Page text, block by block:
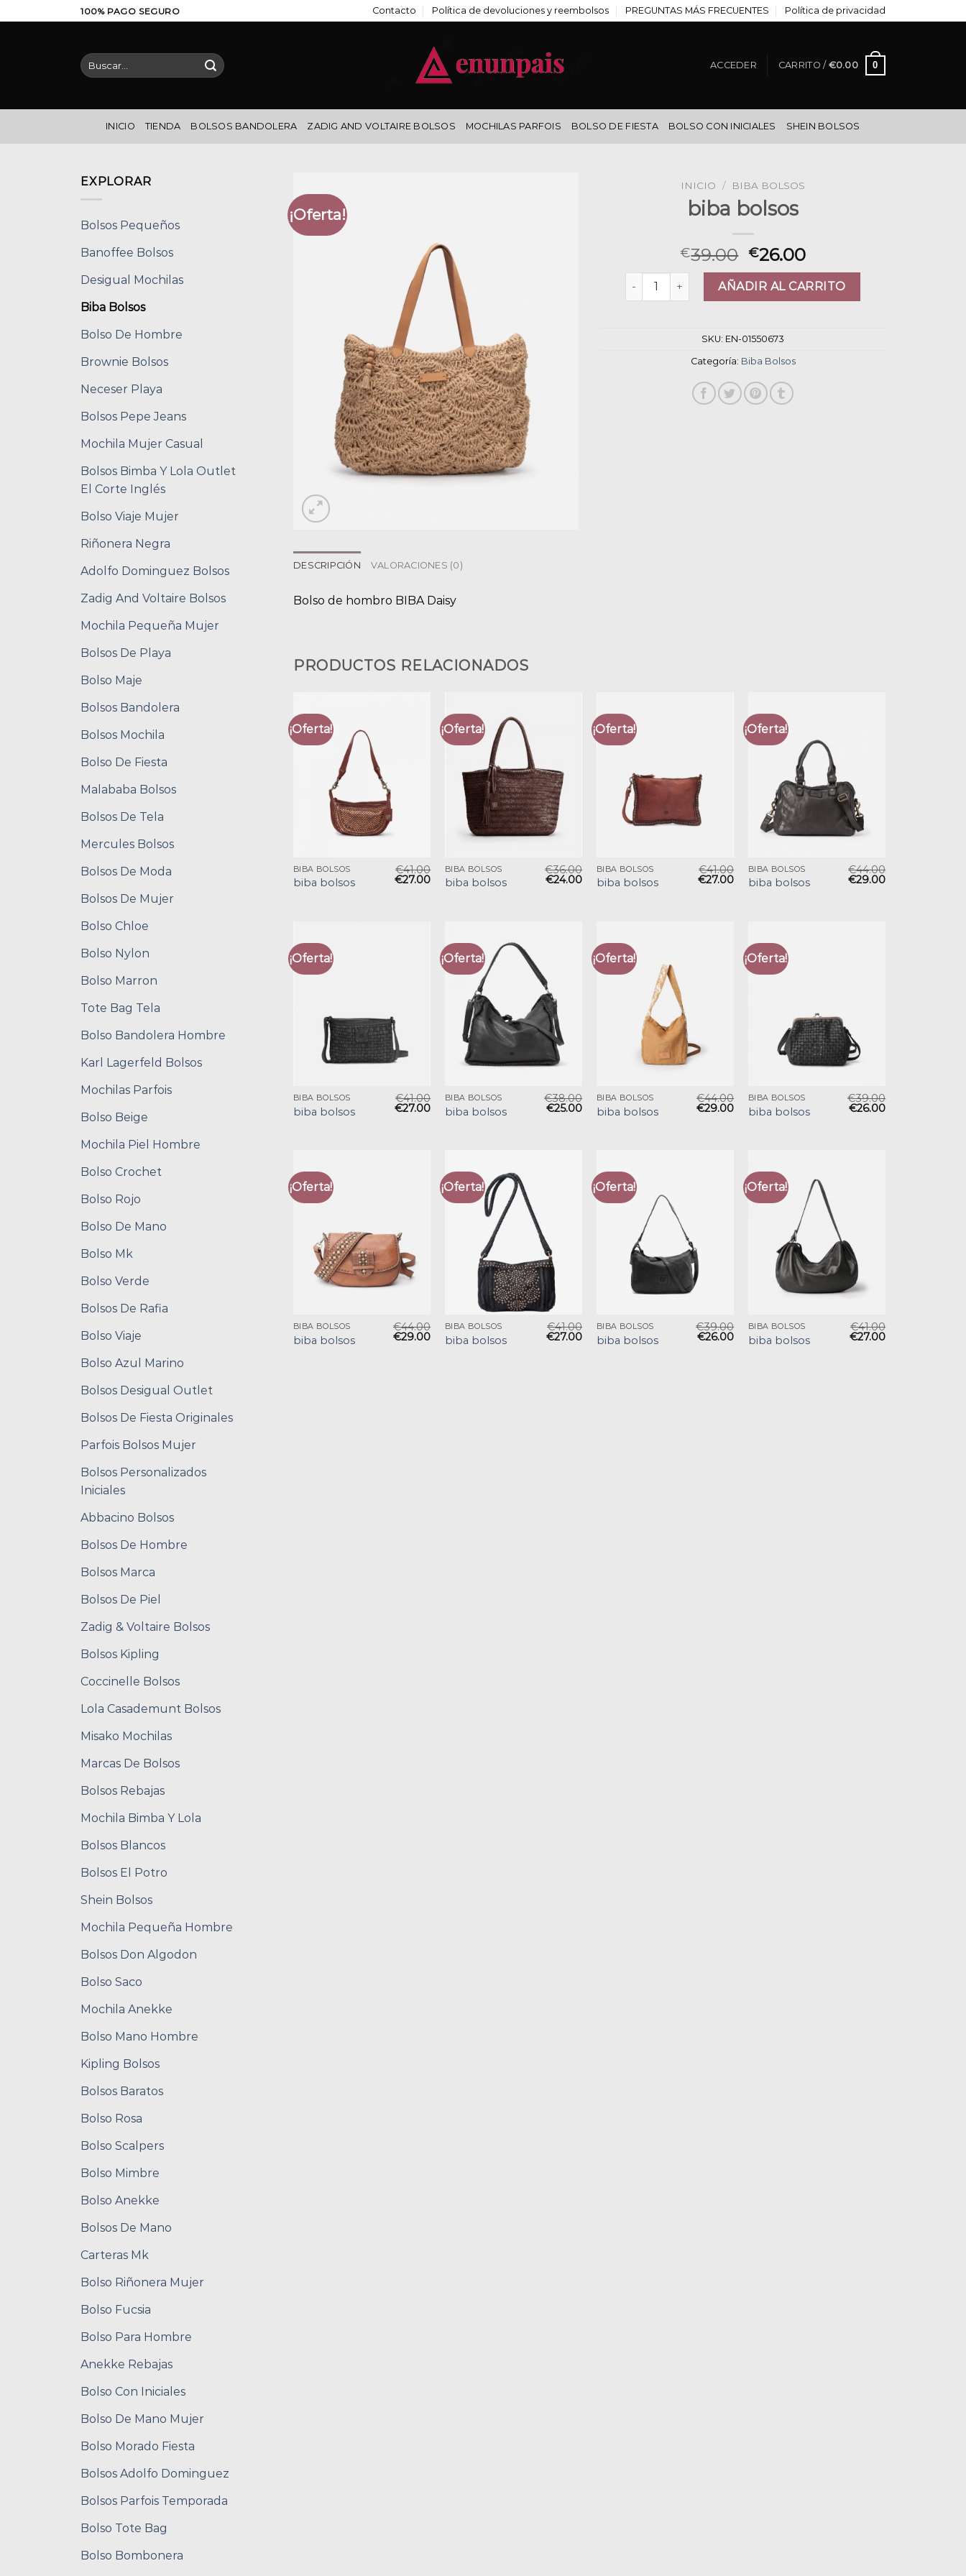
al
100% PAGO SEGURO Contacto Política de devoluciones y reembolsos PREGUNTAS MÁS FRECUENTES Política de privacidad
Buscar
por:
ACCEDER CARRITO / €0.00 0
INICIO TIENDA BOLSOS BANDOLERA ZADIG AND VOLTAIRE BOLSOS MOCHILAS PARFOIS BOLSO DE FIESTA BOLSO CON INICIALES SHEIN BOLSOS
EXPLORAR
Bolsos Pequeños
Banoffee Bolsos
Desigual Mochilas
Biba Bolsos
Bolso De Hombre
Brownie Bolsos
Neceser Playa
Bolsos Pepe Jeans
Mochila Mujer Casual
Bolsos Bimba Y Lola Outlet
El Corte Inglés
Bolso Viaje Mujer
Riñonera Negra
Adolfo Dominguez Bolsos
Zadig And Voltaire Bolsos
Mochila Pequeña Mujer
Bolsos De Playa
Bolso Maje
Bolsos Bandolera
Bolsos Mochila
Bolso De Fiesta
Malababa Bolsos
Bolsos De Tela
Mercules Bolsos
Bolsos De Moda
Bolsos De Mujer
Bolso Chloe
Bolso Nylon
Bolso Marron
Tote Bag Tela
Bolso Bandolera Hombre
Karl Lagerfeld Bolsos
Mochilas Parfois
Bolso Beige
Mochila Piel Hombre
Bolso Crochet
Bolso Rojo
Bolso De Mano
Bolso Mk
Bolso Verde
Bolsos De Rafia
Bolso Viaje
Bolso Azul Marino
Bolsos Desigual Outlet
Bolsos De Fiesta Originales
Parfois Bolsos Mujer
Bolsos Personalizados
Iniciales
Abbacino Bolsos
Bolsos De Hombre
Bolsos Marca
Bolsos De Piel
Zadig & Voltaire Bolsos
Bolsos Kipling
Coccinelle Bolsos
Lola Casademunt Bolsos
Misako Mochilas
Marcas De Bolsos
Bolsos Rebajas
Mochila Bimba Y Lola
Bolsos Blancos
Bolsos El Potro
Shein Bolsos
Mochila Pequeña Hombre
Bolsos Don Algodon
Bolso Saco
Mochila Anekke
Bolso Mano Hombre
Kipling Bolsos
Bolsos Baratos
Bolso Rosa
Bolso Scalpers
Bolso Mimbre
Bolso Anekke
Bolsos De Mano
Carteras Mk
Bolso Riñonera Mujer
Bolso Fucsia
Bolso Para Hombre
Anekke Rebajas
Bolso Con Iniciales
Bolso De Mano Mujer
Bolso Morado Fiesta
Bolsos Adolfo Dominguez
Bolsos Parfois Temporada
Bolso Tote Bag
Bolso Bombonera
¡Oferta!
INICIO / BIBA BOLSOS
biba bolsos
€39.00 €26.00
biba bolsos cantidadAÑADIR AL CARRITO
SKU: EN-01550673
Categoría: Biba Bolsos
DESCRIPCIÓN VALORACIONES (0)
Bolso de hombro BIBA Daisy
PRODUCTOS RELACIONADOS
¡Oferta!
BIBA BOLSOS
biba bolsos
€41.00
€27.00
¡Oferta!
BIBA BOLSOS
biba bolsos
€36.00
€24.00
¡Oferta!
BIBA BOLSOS
biba bolsos
€41.00
€27.00
¡Oferta!
BIBA BOLSOS
biba bolsos
€44.00
€29.00
¡Oferta!
BIBA BOLSOS
biba bolsos
€41.00
€27.00
¡Oferta!
BIBA BOLSOS
biba bolsos
€38.00
€25.00
¡Oferta!
BIBA BOLSOS
biba bolsos
€44.00
€29.00
¡Oferta!
BIBA BOLSOS
biba bolsos
€39.00
€26.00
¡Oferta!
BIBA BOLSOS
biba bolsos
€44.00
€29.00
¡Oferta!
BIBA BOLSOS
biba bolsos
€41.00
€27.00
¡Oferta!
BIBA BOLSOS
biba bolsos
€39.00
€26.00
¡Oferta!
BIBA BOLSOS
biba bolsos
€41.00
€27.00